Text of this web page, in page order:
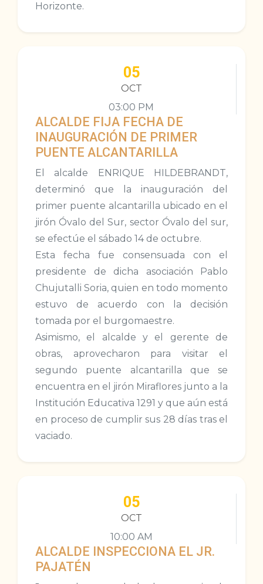
Horizonte.
05
OCT
03:00 PM
ALCALDE FIJA FECHA DE
INAUGURACIÓN DE PRIMER
PUENTE ALCANTARILLA
El alcalde ENRIQUE HILDEBRANDT,
determinó que la inauguración del
primer puente alcantarilla ubicado en el
jirón Óvalo del Sur, sector Óvalo del sur,
se efectúe el sábado 14 de octubre.
Esta fecha fue consensuada con el
presidente de dicha asociación Pablo
Chujutalli Soria, quien en todo momento
estuvo de acuerdo con la decisión
tomada por el burgomaestre.
Asimismo, el alcalde y el gerente de
obras, aprovecharon para visitar el
segundo puente alcantarilla que se
encuentra en el jirón Miraflores junto a la
Institución Educativa 1291 y que aún está
en proceso de cumplir sus 28 días tras el
vaciado.
05
OCT
10:00 AM
ALCALDE INSPECCIONA EL JR.
PAJATÉN